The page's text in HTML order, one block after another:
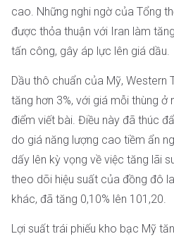
cao. Những nghi ngờ của Tổng
được thỏa thuận với Iran làm
tấn công, gây áp lực lên giá dầu.
Dầu thô chuẩn của Mỹ, Western
tăng hơn 3%, với giá mỗi thùng
điểm viết bài. Điều này đã thúc
do giá năng lượng cao tiềm ẩn
dấy lên kỳ vọng về việc tăng lãi
theo dõi hiệu suất của đồng đô
khác, đã tăng 0,10% lên 101,20.
Lợi suất trái phiếu kho bạc Mỹ